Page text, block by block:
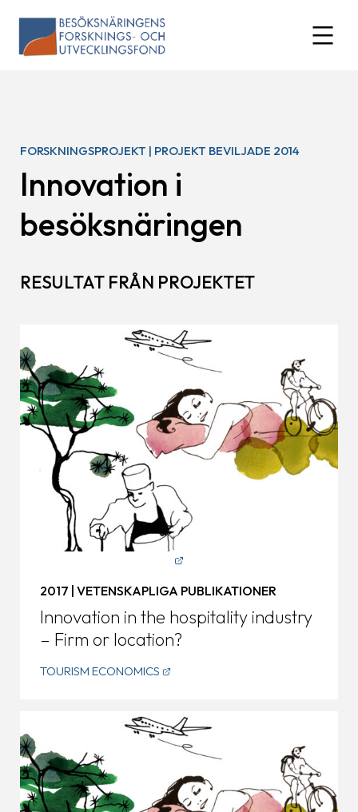
content
FORSKNINGSPROJEKT | PROJEKT BEVILJADE 2014
Innovation i
besöksnäringen
RESULTAT FRÅN PROJEKTET
Innovation in the hospitality industry
– Firm or location?
2017 | VETENSKAPLIGA PUBLIKATIONER
TOURISM ECONOMICS